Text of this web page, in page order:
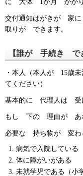
に 大体 1か月 かかり
交付通知はがきが 家
取りが できます。
【誰が 手続き で
・本人（本人が 15
てください）
基本的に 代理人は 受
もし 下の 理由が あ
必要な 持ち物が 変わ
病気で入院している
体に障がいがある
未就学児である（小